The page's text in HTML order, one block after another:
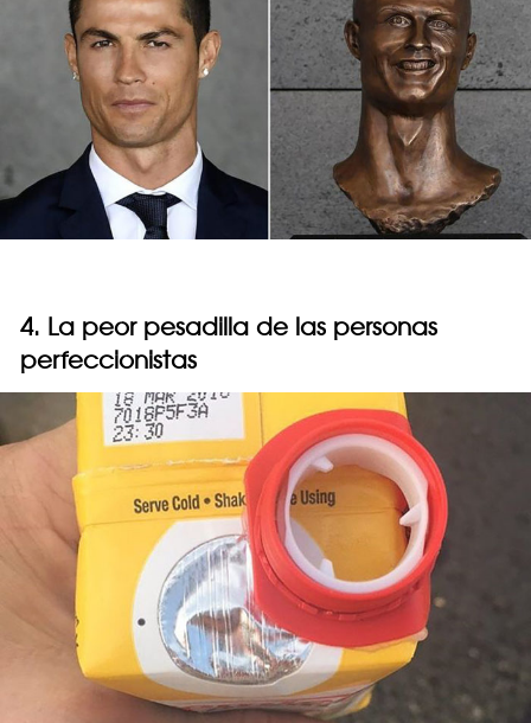
4. La peor pesadilla de las personas
perfeccionistas